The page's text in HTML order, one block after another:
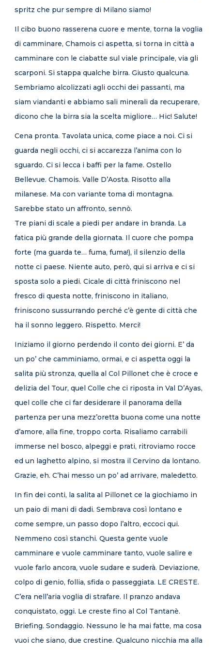
spritz che pur sempre di Milano siamo!
Il cibo buono rasserena cuore e mente, torna la voglia
di camminare, Chamois ci aspetta, si torna in città a
camminare con le ciabatte sul viale principale, via gli
scarponi. Si stappa qualche birra. Giusto qualcuna.
Sembriamo alcolizzati agli occhi dei passanti, ma
siam viandanti e abbiamo sali minerali da recuperare,
dicono che la birra sia la scelta migliore… Hic! Salute!
Cena pronta. Tavolata unica, come piace a noi. Ci si
guarda negli occhi, ci si accarezza l’anima con lo
sguardo. Ci si lecca i baffi per la fame. Ostello
Bellevue. Chamois. Valle D’Aosta. Risotto alla
milanese. Ma con variante toma di montagna.
Sarebbe stato un affronto, sennò.
Tre piani di scale a piedi per andare in branda. La
fatica più grande della giornata. Il cuore che pompa
forte (ma guarda te… fuma, fuma!), il silenzio della
notte ci paese. Niente auto, però, qui si arriva e ci si
sposta solo a piedi. Cicale di città friniscono nel
fresco di questa notte, friniscono in italiano,
friniscono sussurrando perché c’è gente di città che
ha il sonno leggero. Rispetto. Merci!
Iniziamo il giorno perdendo il conto dei giorni. E’ da
un po’ che camminiamo, ormai, e ci aspetta oggi la
salita più stronza, quella al Col Pillonet che è croce e
delizia del Tour, quel Colle che ci riposta in Val D’Ayas,
quel colle che ci far desiderare il panorama della
partenza per una mezz’oretta buona come una notte
d’amore, alla fine, troppo corta. Risaliamo carrabili
immerse nel bosco, alpeggi e prati, ritroviamo rocce
ed un laghetto alpino, si mostra il Cervino da lontano.
Grazie, eh. C’hai messo un po’ ad arrivare, maledetto.
In fin dei conti, la salita al Pillonet ce la giochiamo in
un paio di mani di dadi. Sembrava così lontano e
come sempre, un passo dopo l’altro, eccoci qui.
Nemmeno così stanchi. Questa gente vuole
camminare e vuole camminare tanto, vuole salire e
vuole farlo ancora, vuole sudare e suderà. Deviazione,
colpo di genio, follia, sfida o passeggiata. LE CRESTE.
C’era nell’aria voglia di strafare. Il pranzo andava
conquistato, oggi. Le creste fino al Col Tantanè.
Briefing. Sondaggio. Nessuno le ha mai fatte, ma cosa
vuoi che siano, due crestine. Qualcuno nicchia ma alla